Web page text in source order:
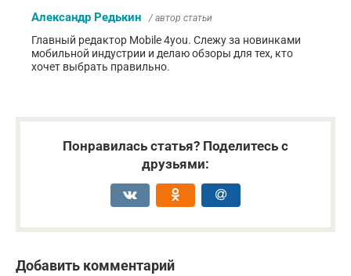
Александр Редькин / автор статьи
Главный редактор Mobile 4you. Слежу за новинками
мобильной индустрии и делаю обзоры для тех, кто
хочет выбрать правильно.
Понравилась статья? Поделитесь с
друзьями:
Добавить комментарий